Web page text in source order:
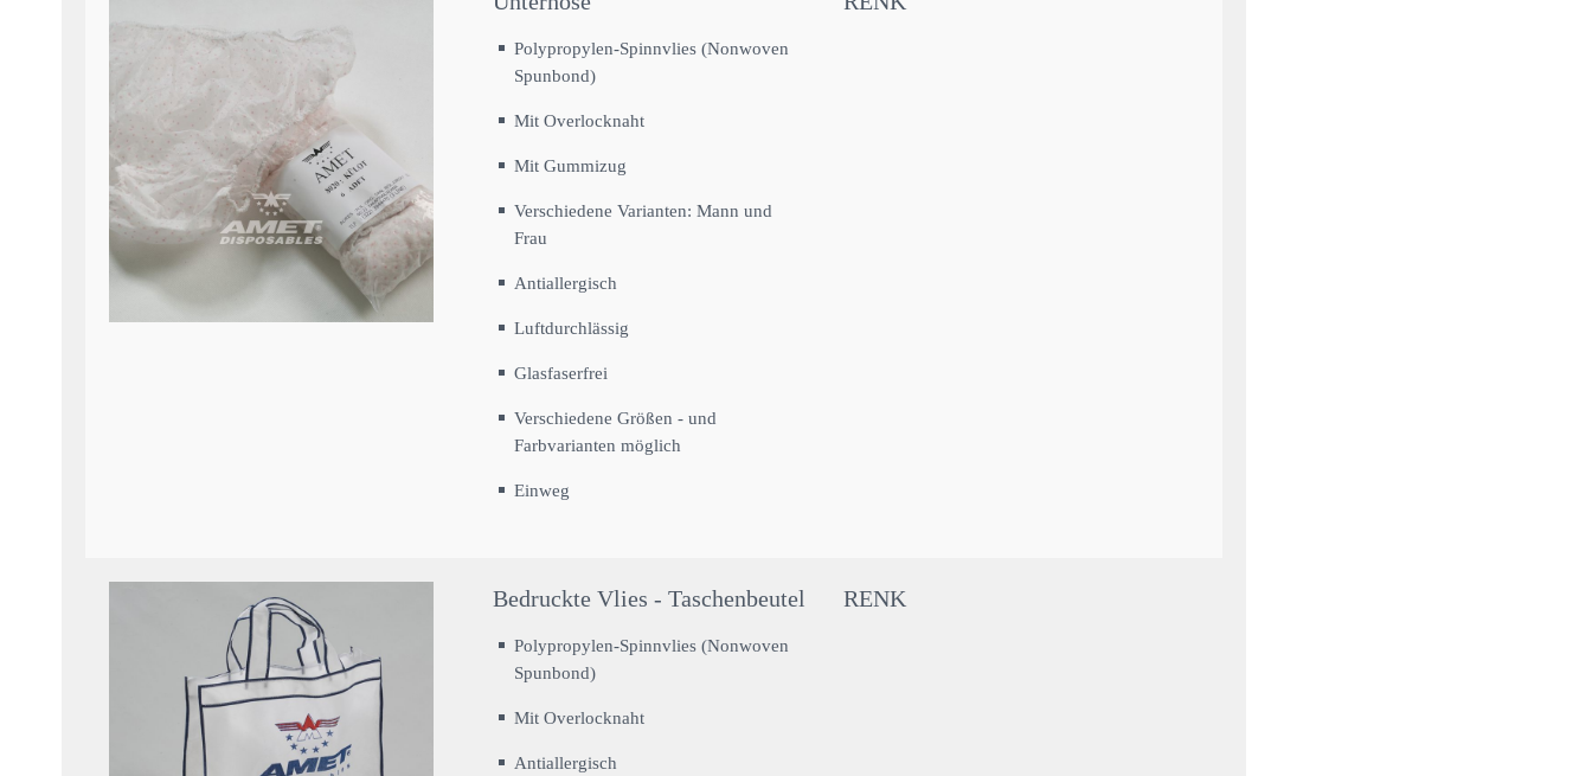
Polypropylen-Spinnvlies (Nonwoven
Spunbond)
Mit Overlocknaht
Mit Gummizug
Verschiedene Varianten: Mann und
Frau
Antiallergisch
Luftdurchlässig
Glasfaserfrei
Verschiedene Größen - und
Farbvarianten möglich
Einweg
Bedruckte Vlies - Taschenbeutel
Polypropylen-Spinnvlies (Nonwoven
Spunbond)
Mit Overlocknaht
Antiallergisch
RENK